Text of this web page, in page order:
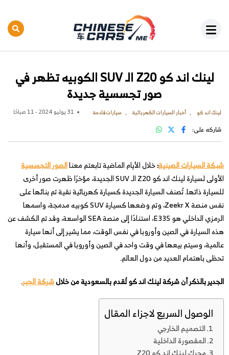
لينك اند كو Z20 الـ SUV الكوبيه تظهر في
صور تجسسية جديدة
لينك اند كو أخبار السيارات الكهربائية سيارات قادمة 31 يوليو 2024 - 11 صباحًا
شاركه على:
شبكة السيارات الصينية:خلال الأيام الماضية تابعتم معناالصور التجسسية
الأولى لسيارة لينك اند كو Z20 الـ SUV الجديدة، مؤخرًا ظهرت صور أخرى
للسيارة ذاتها. تُصنف السيارة الجديدة كسيارة كهربائية نقية تم بنائها على
نفس منصة Zeekr X، وتم وضعها كسيارة SUV كوبيه مدمجة، واسمها
الرمزي الداخلي هو E335، استنادًا إلى منصة SEA الواسعة، وقد تم الكشف عن
هذه السيارة في الصين وأوروبا في نفس الوقت، مما يشير إلى أنها سيارة
عالمية، وسيتم بيعها في وقت واحد في الصين وأوروبا في المستقبل، وأنها
تحظى باهتمام العديد من دول العالم.
الجدير بالذكر أن شركة لينك اند كو تُقدم بالسعودية من خلالشركة الجبر.
الوصول السريع لاجزاء المقال
التصميم الخارجي
المقصورة الداخلية
محرك لينك اند كو Z20